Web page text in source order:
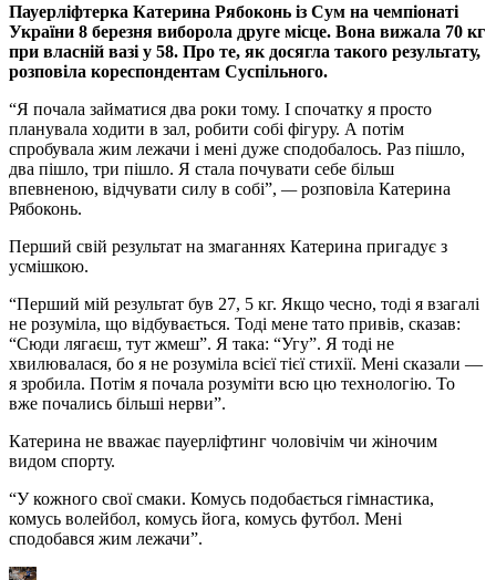
Пауерліфтерка Катерина Рябоконь із Сум на чемпіонаті
України 8 березня виборола друге місце. Вона вижала 70 кг
при власній вазі у 58. Про те, як досягла такого результату,
розповіла кореспондентам Суспільного.
“Я почала займатися два роки тому. І спочатку я просто
планувала ходити в зал, робити собі фігуру. А потім
спробувала жим лежачи і мені дуже сподобалось. Раз пішло,
два пішло, три пішло. Я стала почувати себе більш
впевненою, відчувати силу в собі”, —розповіла Катерина
Рябоконь.
Перший свій результат на змаганнях Катерина пригадує з
усмішкою.
“Перший мій результат був 27, 5 кг. Якщо чесно, тоді я взагалі
не розуміла, що відбувається. Тоді мене тато привів, сказав:
“Сюди лягаєш, тут жмеш”. Я така: “Угу”. Я тоді не
хвилювалася, бо я не розуміла всієї тієї стихії. Мені сказали —
я зробила. Потім я почала розуміти всю цю технологію. То
вже почались більші нерви”.
Катерина не вважає пауерліфтинг чоловічім чи жіночим
видом спорту.
“У кожного свої смаки. Комусь подобається гімнастика,
комусь волейбол, комусь йога, комусь футбол. Мені
сподобався жим лежачи”.